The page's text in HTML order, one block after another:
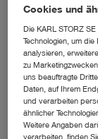
Slowenien, Ljubljana:
VERTRIEBS- UND
KARL
Cookies und
Die KARL STORZ
Technologien, um
analysieren,
zu
uns beauftragte
Daten, auf Ihrem
und verarbeiten
ähnlicher
Weitere Angaben
verarbeiten, finden